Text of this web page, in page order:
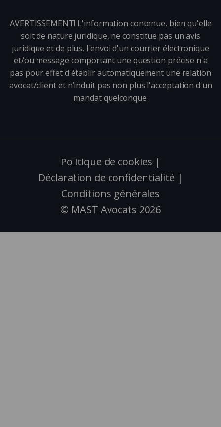
AVERTISSEMENT! L'information contenue, bien qu'elle
soit de nature juridique, ne constitue pas un avis
juridique et de plus, l'envoi d'un courrier électronique
et/ou message comportant une question précise n'a
pas pour effet d'établir automatiquement une relation
avocat/client et n’induit pas non plus l'acceptation d'un
mandat quelconque.
Politique de cookies |
Déclaration de confidentialité |
Conditions générales
© MAST Avocats 2026